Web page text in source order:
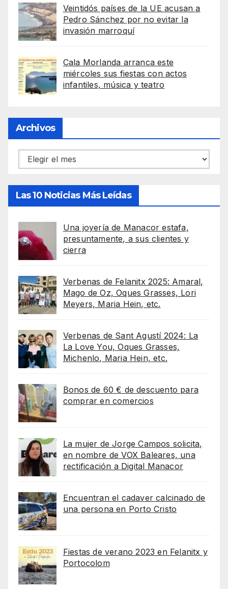
Veintidós países de la UE acusan a
Pedro Sánchez por no evitar la
invasión marroquí
Cala Morlanda arranca este
miércoles sus fiestas con actos
infantiles, música y teatro
Archivos
Archivos
Las 10 Noticias Más Leídas
Una joyería de Manacor estafa,
presuntamente, a sus clientes y
cierra
Verbenas de Felanitx 2025: Amaral,
Mago de Oz, Oques Grasses, Lori
Meyers, Maria Hein, etc.
Verbenas de Sant Agustí 2024: La
La Love You, Oques Grasses,
Michenlo, Maria Hein, etc.
Bonos de 60 € de descuento para
comprar en comercios
La mujer de Jorge Campos solicita,
en nombre de VOX Baleares, una
rectificación a Digital Manacor
Encuentran el cadaver calcinado de
una persona en Porto Cristo
Fiestas de verano 2023 en Felanitx y
Portocolom